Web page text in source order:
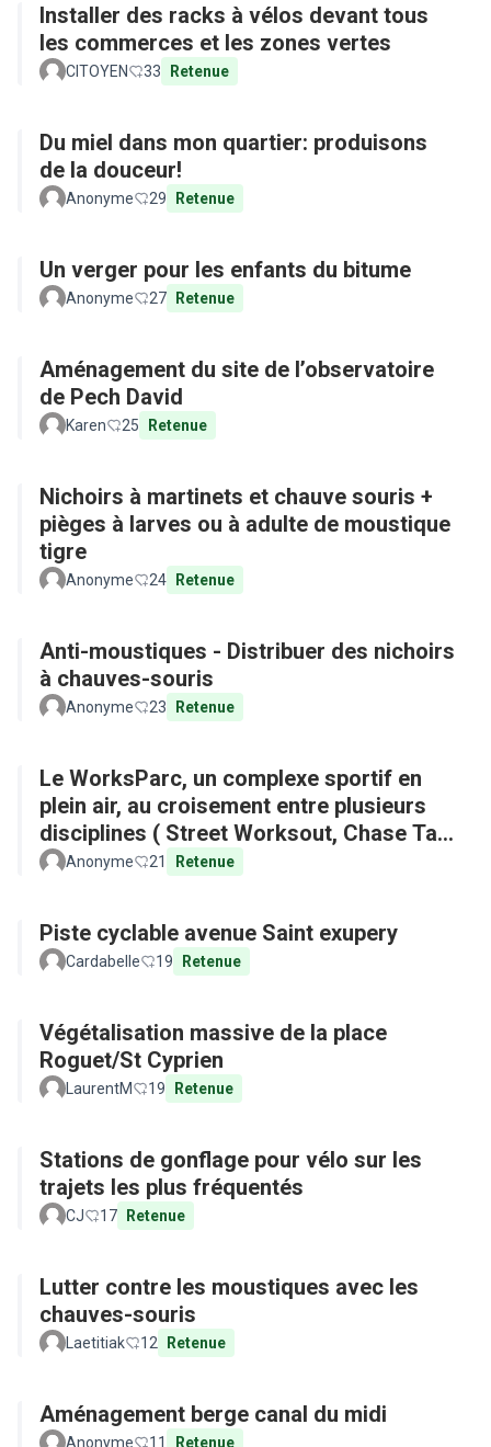
Installer des racks à vélos devant tous
les commerces et les zones vertes
CITOYEN 33 Retenue
Du miel dans mon quartier: produisons
de la douceur!
Anonyme 29 Retenue
Un verger pour les enfants du bitume
Anonyme 27 Retenue
Aménagement du site de l’observatoire
de Pech David
Karen 25 Retenue
Nichoirs à martinets et chauve souris +
pièges à larves ou à adulte de moustique
tigre
Anonyme 24 Retenue
Anti-moustiques - Distribuer des nichoirs
à chauves-souris
Anonyme 23 Retenue
Le WorksParc, un complexe sportif en
plein air, au croisement entre plusieurs
disciplines ( Street Worksout, Chase Tag,
Parkour)
Anonyme 21 Retenue
Piste cyclable avenue Saint exupery
Cardabelle 19 Retenue
Végétalisation massive de la place
Roguet/St Cyprien
LaurentM 19 Retenue
Stations de gonflage pour vélo sur les
trajets les plus fréquentés
CJ 17 Retenue
Lutter contre les moustiques avec les
chauves-souris
Laetitiak 12 Retenue
Aménagement berge canal du midi
Anonyme 11 Retenue